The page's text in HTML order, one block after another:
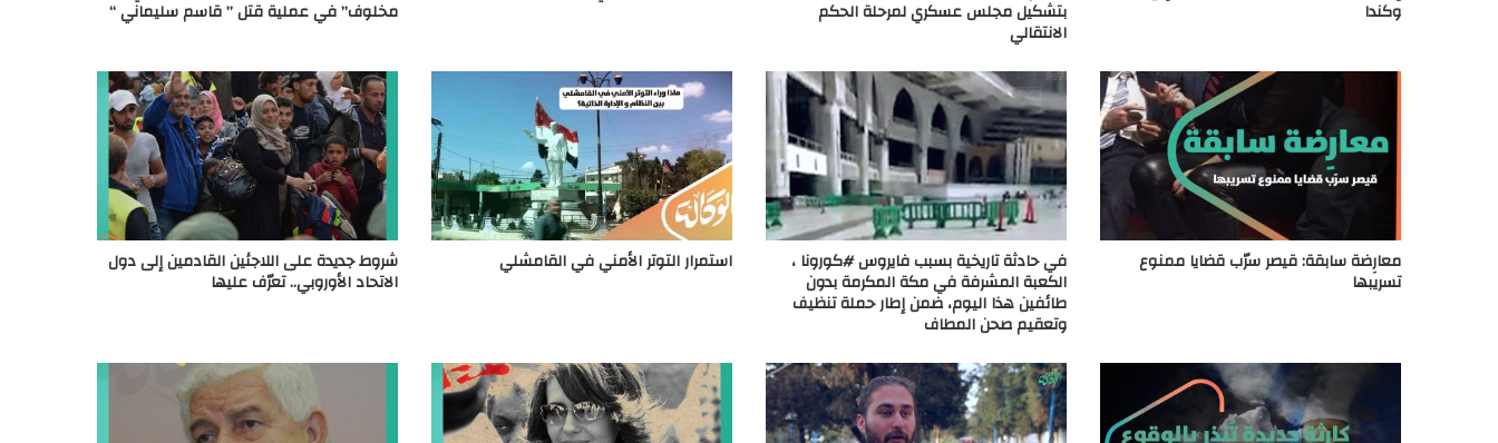
وكندا بتشكيل مجلس عسكري لمرحلة الحكم
الانتقالي
مخلوف” في عملية قتل ” قاسم سليماني “
معارِضة سابقة: قيصر سرّب قضايا ممنوع
تسريبها
في حادثة تاريخية بسبب فايروس #كورونا ،
الكعبة المشرفة في مكة المكرمة بدون
طائفين هذا اليوم، ضمن إطار حملة تنظيف
وتعقيم صحن المطاف
استمرار التوتر الأمني في القامشلي شروط جديدة على اللاجئين القادمين إلى دول
الاتحاد الأوروبي.. تعرّف عليها